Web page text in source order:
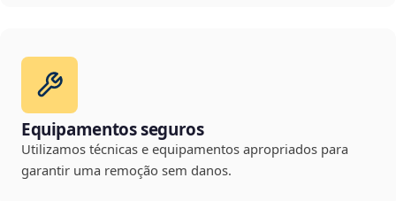
Equipamentos seguros
Utilizamos técnicas e equipamentos apropriados para
garantir uma remoção sem danos.